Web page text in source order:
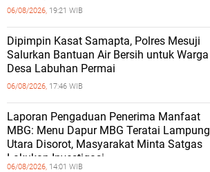
06/08/2026, 19:21 WIB
Dipimpin Kasat Samapta, Polres Mesuji
Salurkan Bantuan Air Bersih untuk Warga
Desa Labuhan Permai
06/08/2026, 17:46 WIB
Laporan Pengaduan Penerima Manfaat
MBG: Menu Dapur MBG Teratai Lampung
Utara Disorot, Masyarakat Minta Satgas
Lakukan Investigasi
06/08/2026, 14:01 WIB